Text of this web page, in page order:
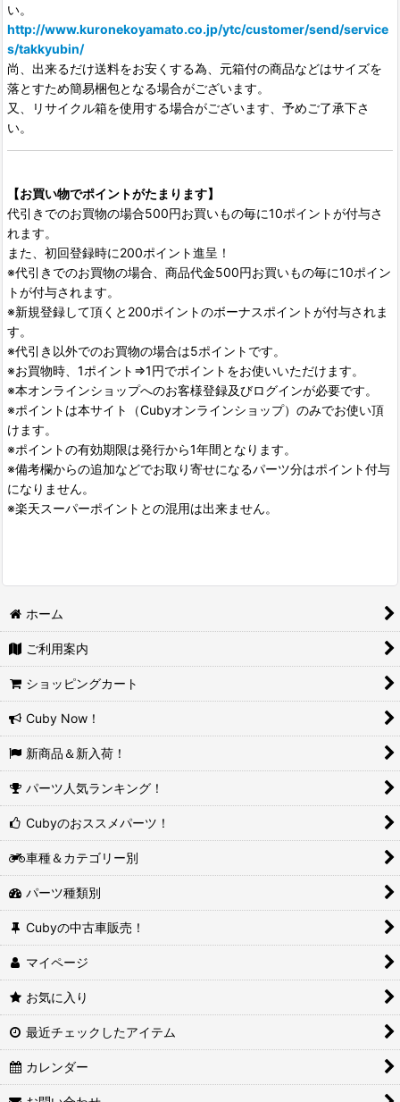
い。
http://www.kuronekoyamato.co.jp/ytc/customer/send/service
s/takkyubin/
尚、出来るだけ送料をお安くする為、元箱付の商品などはサイズを
落とすため簡易梱包となる場合がございます。
又、リサイクル箱を使用する場合がございます、予めご了承下さ
い。
【お買い物でポイントがたまります】
代引きでのお買物の場合500円お買いもの毎に10ポイントが付与さ
れます。
また、初回登録時に200ポイント進呈！
※代引きでのお買物の場合、商品代金500円お買いもの毎に10ポイン
トが付与されます。
※新規登録して頂くと200ポイントのボーナスポイントが付与されま
す。
※代引き以外でのお買物の場合は5ポイントです。
※お買物時、1ポイント⇒1円でポイントをお使いいただけます。
※本オンラインショップへのお客様登録及びログインが必要です。
※ポイントは本サイト（Cubyオンラインショップ）のみでお使い頂
けます。
※ポイントの有効期限は発行から1年間となります。
※備考欄からの追加などでお取り寄せになるパーツ分はポイント付与
になりません。
※楽天スーパーポイントとの混用は出来ません。
ホーム
ご利用案内
ショッピングカート
Cuby Now！
新商品＆新入荷！
パーツ人気ランキング！
Cubyのおススメパーツ！
車種＆カテゴリー別
パーツ種類別
Cubyの中古車販売！
マイページ
お気に入り
最近チェックしたアイテム
カレンダー